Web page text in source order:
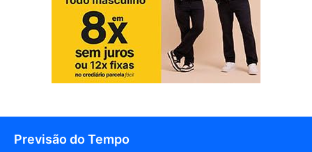
Previsão do Tempo